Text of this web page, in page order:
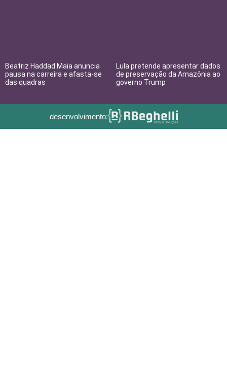
Beatriz Haddad Maia anuncia
pausa na carreira e afasta-se
das quadras
Lula pretende apresentar dados
de preservação da Amazônia ao
governo Trump
desenvolvimento: